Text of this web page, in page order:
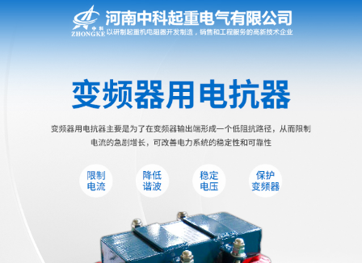
网站首页
电阻柜
电抗器
电控柜
联动控制台